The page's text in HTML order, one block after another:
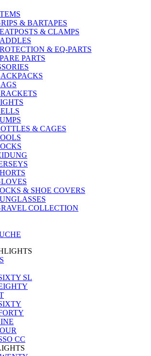
& BARTAPES
& CLAMPS
& EQ-PARTS
PARTS
& CAGES
& SHOE COVERS
COLLECTION
SL
CC